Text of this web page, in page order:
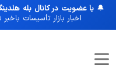
🔔با عضویت در کانال بله
اخبار بازار تأسیسات